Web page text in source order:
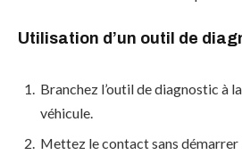
Utilisation d’un outil de
Branchez l’outil de diagnostic à
véhicule.
Mettez le contact sans démarrer